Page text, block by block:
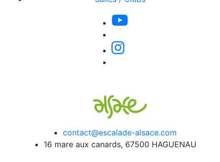
contact@escalade-alsace.com
16 mare aux canards, 67500 HAGUENAU